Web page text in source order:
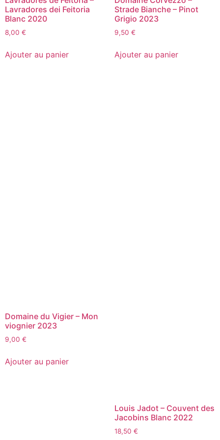
Lavradores dei Feitoria
Blanc 2020
8,00 €
Ajouter au panier
Strade Bianche – Pinot
Grigio 2023
9,50 €
Ajouter au panier
Domaine du Vigier – Mon
viognier 2023
9,00 €
Ajouter au panier
Louis Jadot – Couvent des
Jacobins Blanc 2022
18,50 €